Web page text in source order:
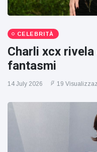
CELEBRITÀ
Charli xcx
fantasmi
14 July 2026 19